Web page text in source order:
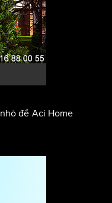
để Aci Home